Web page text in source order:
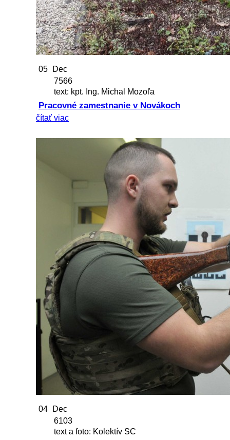
05
Dec
7566
text: kpt. Ing. Michal Mozoľa
Pracovné zamestnanie v Novákoch
čítať viac
04
Dec
6103
text a foto: Kolektív SC